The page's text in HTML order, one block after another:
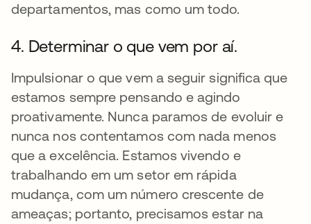
departamentos, mas como um todo.
4. Determinar o que vem por aí.
Impulsionar o que vem a seguir significa que
estamos sempre pensando e agindo
proativamente. Nunca paramos de evoluir e
nunca nos contentamos com nada menos
que a excelência. Estamos vivendo e
trabalhando em um setor em rápida
mudança, com um número crescente de
ameaças; portanto, precisamos estar na